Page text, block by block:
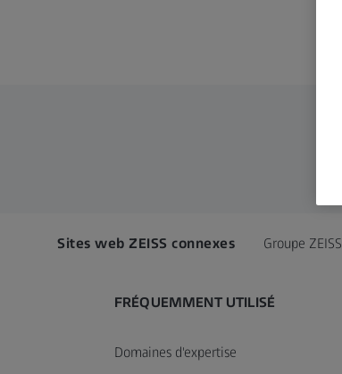
Sites web ZEISS connexes Groupe ZEISS
FRÉQUEMMENT UTILISÉ
Domaines d'expertise